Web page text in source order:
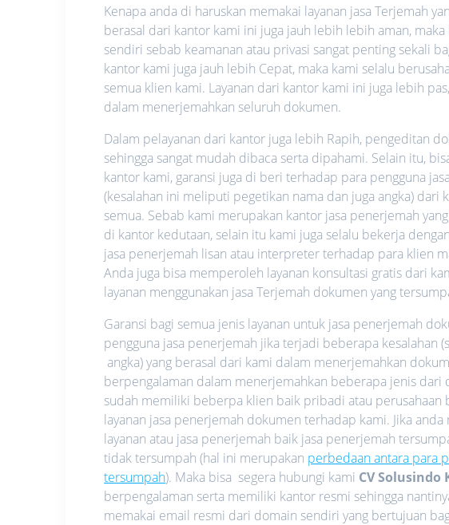
Kenapa anda di haruskan memakai layanan jasa Terjemah
berasal dari kantor kami ini juga jauh lebih lebih aman,
sendiri sebab keamanan atau privasi sangat penting sekali
kantor kami juga jauh lebih Cepat, maka kami selalu
semua klien kami. Layanan dari kantor kami ini juga lebih
dalam menerjemahkan seluruh dokumen.
Dalam pelayanan dari kantor juga lebih Rapih, pengeditan
sehingga sangat mudah dibaca serta dipahami. Selain itu,
kantor kami, garansi juga di beri terhadap para pengguna
(kesalahan ini meliputi pegetikan nama dan juga angka)
semua. Sebab kami merupakan kantor jasa penerjemah
di kantor kedutaan, selain itu kami juga selalu bekerja
jasa penerjemah lisan atau interpreter terhadap para klien
Anda juga bisa memperoleh layanan konsultasi gratis dari
layanan menggunakan jasa Terjemah dokumen yang
Garansi bagi semua jenis layanan untuk jasa penerjemah
pengguna jasa penerjemah jika terjadi beberapa kesalahan
angka) yang berasal dari kami dalam menerjemahkan
berpengalaman dalam menerjemahkan beberapa jenis
sudah memiliki beberpa klien baik pribadi atau perusahaan
layanan jasa penerjemah dokumen terhadap kami. Jika
layanan atau jasa penerjemah baik jasa penerjemah
tidak tersumpah (hal ini merupakan perbedaan antara para
tersumpah). Maka bisa segera hubungi kami CV Solusindo
berpengalaman serta memiliki kantor resmi sehingga
memakai email resmi dari domain sendiri yang bertujuan